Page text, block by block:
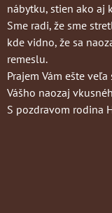
nábytku, stien ako aj
Sme radi, že sme
kde vidno, že sa
remeslu.
Prajem Vám ešte
Vášho naozaj
S pozdravom rodina